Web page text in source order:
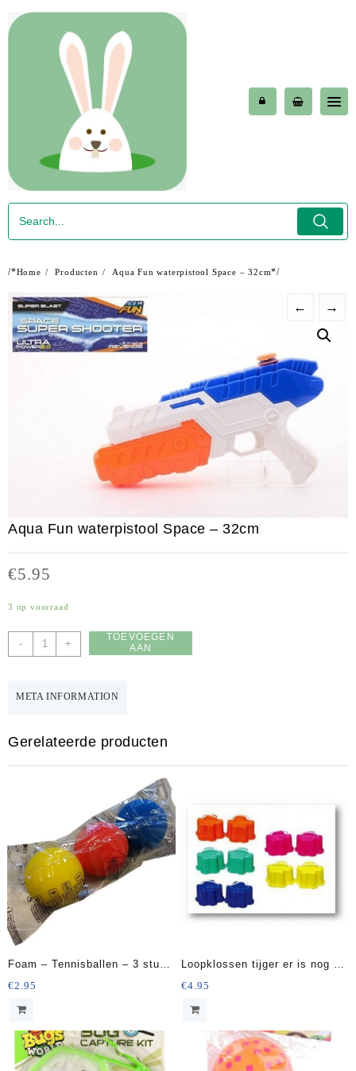
/*Home Producten Aqua Fun waterpistool Space – 32cm*/
← →
Aqua Fun waterpistool Space – 32cm
€5.95
3 op voorraad
-
Aqua
Fun
aantal
+
TOEVOEGEN
AAN
META INFORMATION
Gerelateerde producten
Foam – Tennisballen – 3 stuks
– Rood;Geel;Blauw
€2.95
Loopklossen tijger er is nog 2x
groen, 1x blauw en 1x geel
€4.95